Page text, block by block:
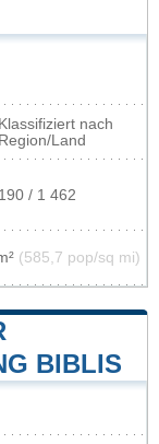
Klassifiziert nach
Region/Land
190 / 1 462
(585,7 pop/sq mi)
BIBLIS